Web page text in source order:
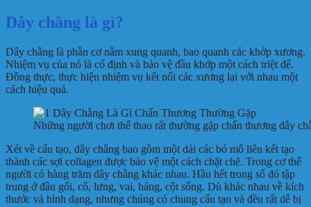
Dây chằng là gì?
Dây chằng là phần cơ nằm xung quanh, bao quanh các khớp xương.
Nhiệm vụ của nó là cố định và bảo vệ đầu khớp một cách triệt để.
Đồng thực, thực hiện nhiệm vụ kết nối các xương lại với nhau một
cách hiệu quả.
Những người chơi thể thao rất thường gặp chấn thương dây
Xét về cấu tạo, dây chằng bao gồm một dải các bó mô liên kết tạo
thành các sợi collagen được bảo vệ một cách chặt chẽ. Trong cơ thể
người có hàng trăm dây chằng khác nhau. Hầu hết trong số đó tập
trung ở đầu gối, cổ, lưng, vai, háng, cột sống. Dù khác nhau về kích
thước và hình dạng, nhưng chúng có chung cấu tạo và đều rất dễ bị